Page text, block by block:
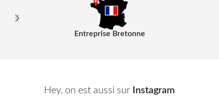
Entreprise Bretonne
Hey, on est aussi sur Instagram